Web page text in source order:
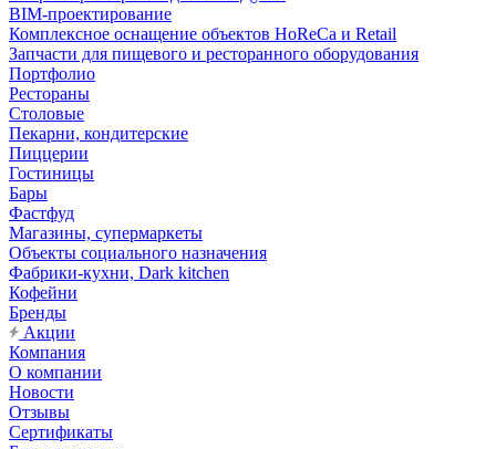
BIM-проектирование
Комплексное оснащение объектов HoReCa и Retail
Запчасти для пищевого и ресторанного оборудования
Портфолио
Рестораны
Столовые
Пекарни, кондитерские
Пиццерии
Гостиницы
Бары
Фастфуд
Магазины, супермаркеты
Объекты социального назначения
Фабрики-кухни, Dark kitchen
Кофейни
Бренды
Акции
Компания
О компании
Новости
Отзывы
Сертификаты